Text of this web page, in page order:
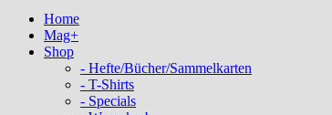
Home
Mag+
Shop
- Hefte/Bücher/Sammelkarten
- T-Shirts
- Specials